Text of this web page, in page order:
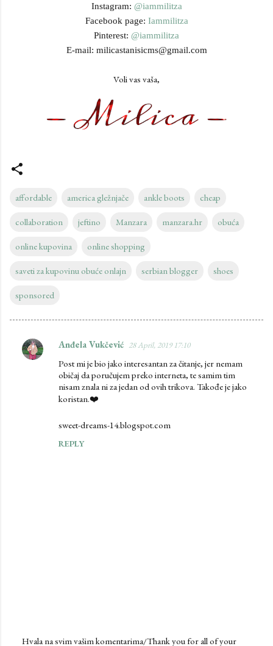
Instagram: @iammilitza
Facebook page: Iammilitza
Pinterest: @iammilitza
E-mail: milicastanisicms@gmail.com
Voli vas vaša,
affordable america gležnjače ankle boots cheap
collaboration jeftino Manzara manzara.hr obuća
online kupovina online shopping
saveti za kupovinu obuće onlajn serbian blogger shoes
sponsored
C
Anđela Vukčević 28 April, 2019 17:10
Post mi je bio jako interesantan za čitanje, jer nemam
običaj da poručujem preko interneta, te samim tim
nisam znala ni za jedan od ovih trikova. Takođe je jako
koristan.❤️
sweet-dreams-14.blogspot.com
REPLY
Hvala na svim vašim komentarima/Thank you for all of your